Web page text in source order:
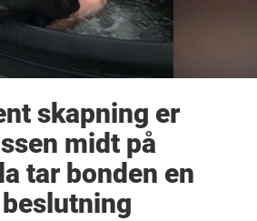
skapning er
midt på
tar bonden en